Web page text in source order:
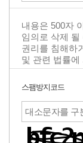
스팸방지코드